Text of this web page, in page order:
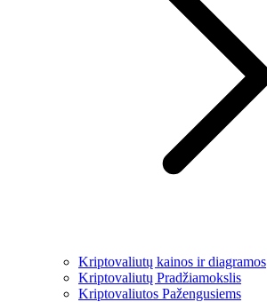
Kriptovaliutų kainos ir diagramos
Kriptovaliutų Pradžiamokslis
Kriptovaliutos Pažengusiems